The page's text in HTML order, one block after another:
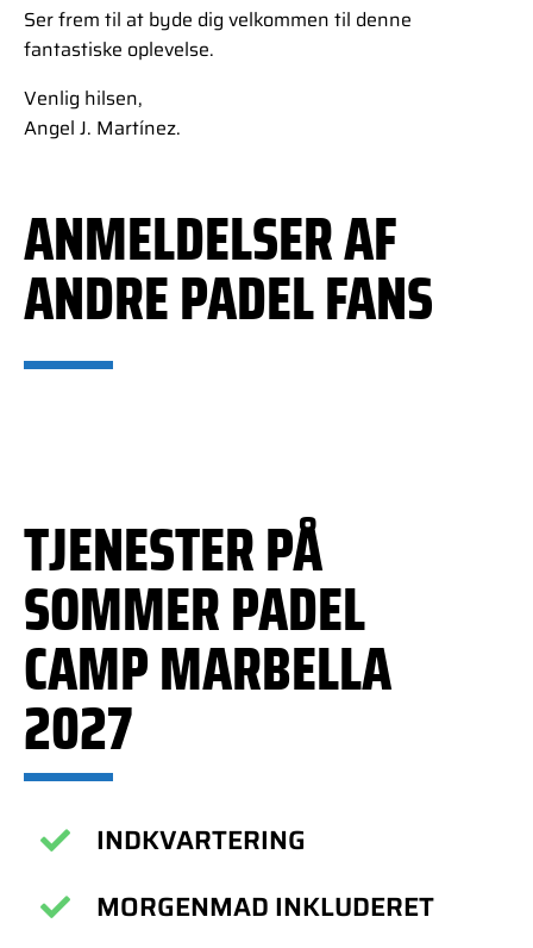
Ser frem til at byde dig velkommen til denne
fantastiske oplevelse.
Venlig hilsen,
Angel J. Martínez.
ANMELDELSER AF
ANDRE PADEL FANS
TJENESTER PÅ
SOMMER PADEL
CAMP MARBELLA
2027
INDKVARTERING
MORGENMAD INKLUDERET